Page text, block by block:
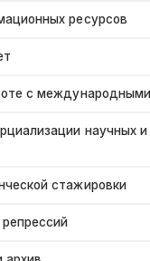
ресурсов
с
научных
стажировки